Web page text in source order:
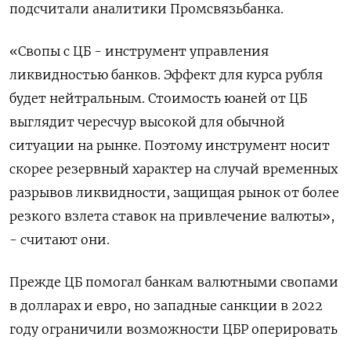
подсчитали аналитики Промсвязьбанка.
«Свопы с ЦБ - инструмент управления
ликвидностью банков. Эффект для курса рубля
будет нейтральным. Стоимость юаней от ЦБ
выглядит чересчур высокой для обычной
ситуации на рынке. Поэтому инструмент носит
скорее резервный характер на случай временных
разрывов ликвидности, защищая рынок от более
резкого взлета ставок на привлечение валюты»,
- считают они.
Прежде ЦБ помогал банкам валютными свопами
в долларах и евро, но западные санкции в 2022
году ограничили возможности ЦБР оперировать